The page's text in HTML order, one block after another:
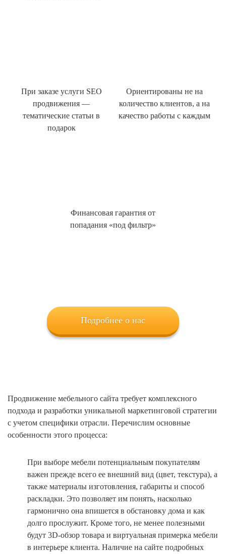
При заказе услуги SEO
продвижения —
тематические статьи в
подарок
Ориентированы не на
количество клиентов, а на
качество работы с каждым
Финансовая гарантия от
попадания «под фильтр»
Подробнее о нас
Продвижение мебельного сайта требует комплексного
подхода и разработки уникальной маркетинговой стратегии
с учетом специфики отрасли. Перечислим основные
особенности этого процесса:
При выборе мебели потенциальным покупателям
важен прежде всего ее внешний вид (цвет, текстура), а
также материалы изготовления, габариты и способ
раскладки. Это позволяет им понять, насколько
гармонично она впишется в обстановку дома и как
долго прослужит. Кроме того, не менее полезными
будут 3D-обзор товара и виртуальная примерка мебели
в интерьере клиента. Наличие на сайте подробных